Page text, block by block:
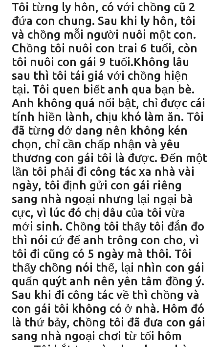
Tôi từng ly hôn, có với chồng cũ 2
đứa con chung. Sau khi ly hôn, tôi
và chồng mỗi người nuôi một con.
Chồng tôi nuôi con trai 6 tuổi, còn
tôi nuôi con gái 9 tuổi.Không lâu
sau thì tôi tái giá với chồng hiện
tại. Tôi quen biết anh qua bạn bè.
Anh không quá nổi bật, chỉ được cái
tính hiền lành, chịu khó làm ăn. Tôi
đã từng dở dang nên không kén
chọn, chỉ cần chấp nhận và yêu
thương con gái tôi là được. Đến một
lần tôi phải đi công tác xa nhà vài
ngày, tôi định gửi con gái riêng
sang nhà ngoại nhưng lại ngại bà
cực, vì lúc đó chị dâu của tôi vừa
mới sinh. Chồng tôi thấy tôi đắn đo
thì nói cứ để anh trông con cho, vì
tôi đi cũng có 5 ngày mà thôi. Tôi
thấy chồng nói thế, lại nhìn con gái
quấn quýt anh nên yên tâm đồng ý.
Sau khi đi công tác về thì chồng và
con gái tôi không có ở nhà. Hôm đó
là thứ bảy, chồng tôi đã đưa con gái
sang nhà ngoại chơi từ tối hôm